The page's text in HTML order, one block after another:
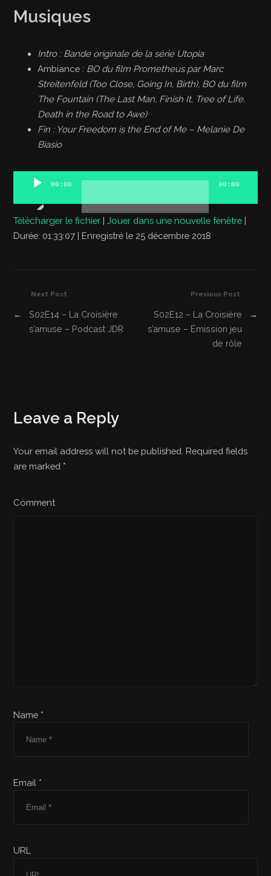
Musiques
Intro : Bande originale de la série Utopia
Ambiance : BO du film Prometheus par Marc
Streitenfeld (Too Close, Going In, Birth), BO du film
The Fountain (The Last Man, Finish It, Tree of Life,
Death in the Road to Awe)
Fin : Your Freedom is the End of Me – Melanie De
Biasio
Lecteur
00:00 00:00
Télécharger le fichier |Jouer dans une nouvelle fenêtre |
Durée: 01:33:07 | Enregistré le 25 décembre 2018
Previous Post
S02E12 – La Croisière
s’amuse – Émission jeu
de rôle
→
Next Post
←
S02E14 – La Croisière
s’amuse – Podcast JDR
Leave a Reply
Your email address will not be published. Required fields
are marked *
Comment
Name *
Email *
URL